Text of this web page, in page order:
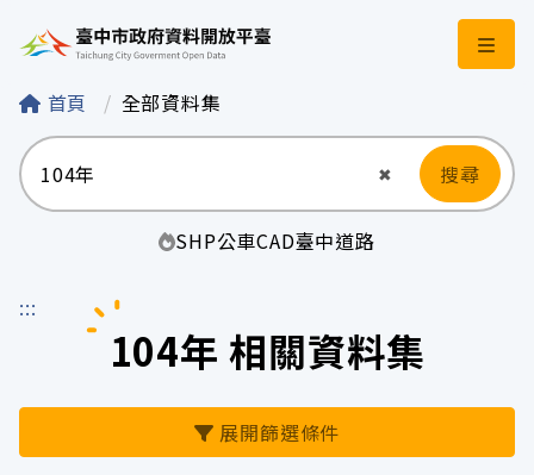
臺中市政府資料開
首頁 全部資料集
✖ 清空輸入
搜尋
SHP公車CAD臺中道路
:::
104年 相關資料集
展開篩選條件